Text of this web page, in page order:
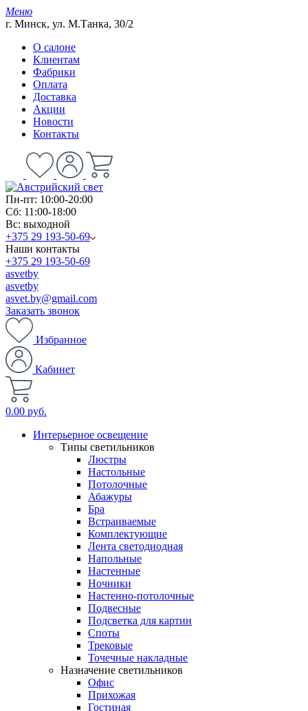
Меню
г. Минск, ул. М.Танка, 30/2
О салоне
Клиентам
Фабрики
Оплата
Доставка
Акции
Новости
Контакты
Пн-пт: 10:00-20:00
Сб: 11:00-18:00
Вс: выходной
+375 29 193-50-69
Наши контакты
+375 29 193-50-69
asvetby
asvetby
asvet.by@gmail.com
Заказать звонок
Избранное
Кабинет
0.00 руб.
Интерьерное освещение
Типы светильников
Люстры
Настольные
Потолочные
Абажуры
Бра
Встраиваемые
Комплектующие
Лента светодиодная
Напольные
Настенные
Ночники
Настенно-потолочные
Подвесные
Подсветка для картин
Споты
Трековые
Точечные накладные
Назначение светильников
Офис
Прихожая
Гостиная